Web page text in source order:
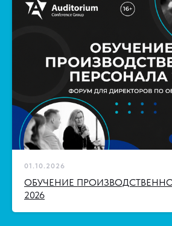
01.10.2026
ОБУЧЕНИЕ
2026